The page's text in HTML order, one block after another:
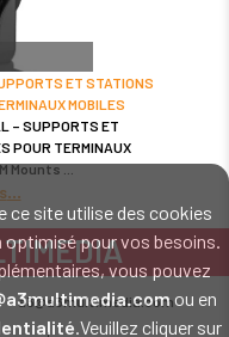
ce site utilise des cookies
pour vos besoins.
vous pouvez
ou en
.Veuillez cliquer sur
ET STATIONS
MOBILES
– SUPPORTS ET
POUR TERMINAUX
Mounts
CODE BARRE
- Angers - Rennes - Le
a3@a3multimedia.com